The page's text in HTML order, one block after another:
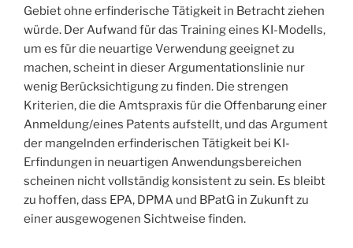
Gebiet ohne erfinderische Tätigkeit in Betracht ziehen
würde. Der Aufwand für das Training eines KI-Modells,
um es für die neuartige Verwendung geeignet zu
machen, scheint in dieser Argumentationslinie nur
wenig Berücksichtigung zu finden. Die strengen
Kriterien, die die Amtspraxis für die Offenbarung einer
Anmeldung/eines Patents aufstellt, und das Argument
der mangelnden erfinderischen Tätigkeit bei KI-
Erfindungen in neuartigen Anwendungsbereichen
scheinen nicht vollständig konsistent zu sein. Es bleibt
zu hoffen, dass EPA, DPMA und BPatG in Zukunft zu
einer ausgewogenen Sichtweise finden.